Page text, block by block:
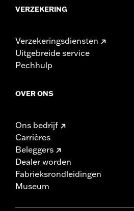
VERZEKERING
Verzekeringsdiensten
Uitgebreide service
Pechhulp
OVER ONS
Ons bedrijf
Carrières
Beleggers
Dealer worden
Fabrieksrondleidingen
Museum